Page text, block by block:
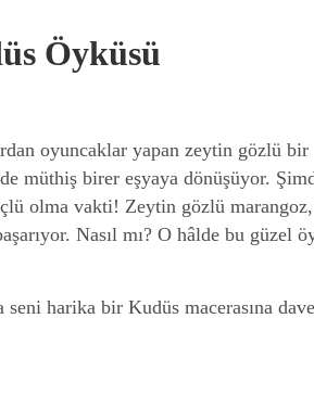
Öyküsü
oyuncaklar yapan zeytin gözlü bir
müthiş birer eşyaya dönüşüyor.
olma vakti! Zeytin gözlü
Nasıl mı? O hâlde bu güzel
harika bir Kudüs macerasına